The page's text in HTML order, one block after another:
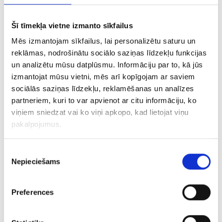
Šī tīmekļa vietne izmanto sīkfailus
Mēs izmantojam sīkfailus, lai personalizētu saturu un
reklāmas, nodrošinātu sociālo saziņas līdzekļu funkcijas
un analizētu mūsu datplūsmu. Informāciju par to, kā jūs
izmantojat mūsu vietni, mēs arī kopīgojam ar saviem
sociālās saziņas līdzekļu, reklamēšanas un analīzes
partneriem, kuri to var apvienot ar citu informāciju, ko
viņiem sniedzat vai ko viņi apkopo, kad lietojat viņu
pakalpojumus.
izvēle
Nepieciešams
Preferences
04/03/2021
Bloga raksti par digitālo mārketingu
Pērnais gads ir bijis izaicinājumu un
uzņēmējiem. Pietiekami ātri kļuva skaidrs,
ka jaunajā realitātē e-komercija varētu būt
glābšanas riņķis daudziem biznesiem un